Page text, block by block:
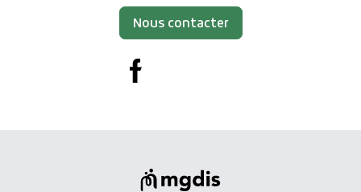
Nous contacter
Facebook